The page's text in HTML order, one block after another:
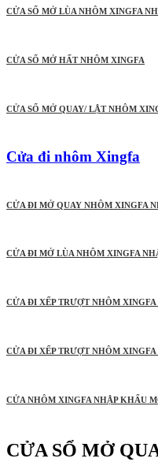
CỬA SỔ MỞ LÙA NHÔM XINGFA
CỬA SỔ MỞ HẤT NHÔM XINGFA
CỬA SỔ MỞ QUAY/ LẬT NHÔM
Cửa đi nhôm Xingfa
CỬA ĐI MỞ QUAY NHÔM XINGFA
CỬA ĐI MỞ LÙA NHÔM XINGFA
CỬA ĐI XẾP TRƯỢT NHÔM
CỬA ĐI XẾP TRƯỢT NHÔM
CỬA NHÔM XINGFA NHẬP KHẨU
CỬA SỔ MỞ